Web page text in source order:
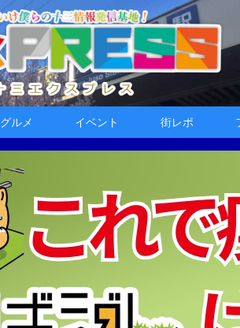
グルメ イベント 街レポ